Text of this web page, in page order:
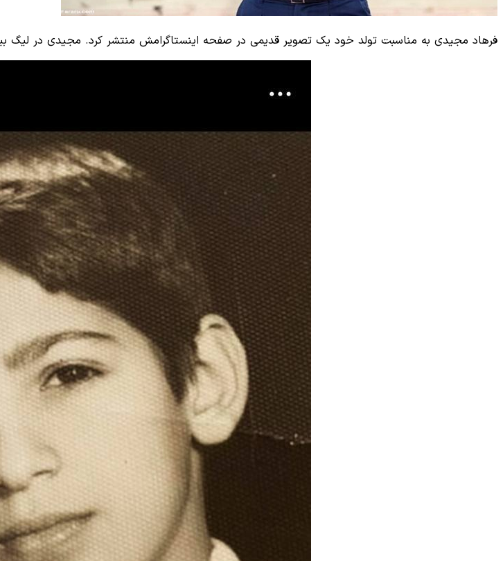
فرهاد مجیدی به مناسبت تولد خود یک تصویر قدیمی در صفحه اینستاگرامش منتشر کرد. مجیدی در لیگ